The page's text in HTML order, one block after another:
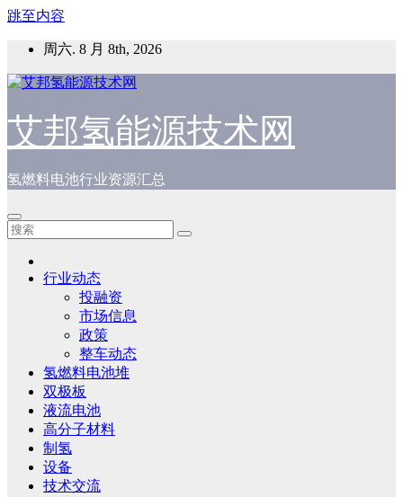
跳至内容
周六. 8 月 8th, 2026
艾邦氢能源技术网
氢燃料电池行业资源汇总
行业动态
投融资
市场信息
政策
整车动态
氢燃料电池堆
双极板
液流电池
高分子材料
制氢
设备
技术交流